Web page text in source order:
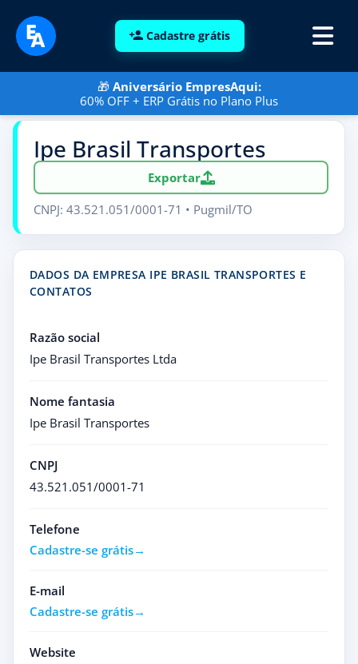
Cadastre grátis
🎁 Aniversário EmpresAqui:
60% OFF + ERP Grátis no Plano Plus
Ipe Brasil Transportes
Exportar
CNPJ: 43.521.051/0001-71 • Pugmil/TO
DADOS DA EMPRESA IPE BRASIL TRANSPORTES E
CONTATOS
Razão social
Ipe Brasil Transportes Ltda
Nome fantasia
Ipe Brasil Transportes
CNPJ
43.521.051/0001-71
Telefone
Cadastre-se grátis
E-mail
Cadastre-se grátis
Website